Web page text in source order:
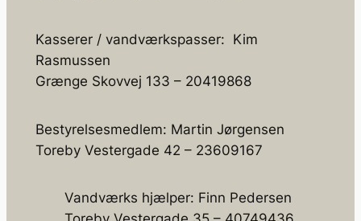
Kasserer / vandværkspasser: Kim
Rasmussen
Grænge Skovvej 133 – 20419868
Bestyrelsesmedlem: Martin Jørgensen
Toreby Vestergade 42 – 23609167
Vandværks hjælper: Finn Pedersen